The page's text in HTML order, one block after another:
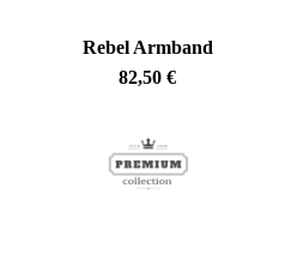
Rebel Armband
82,50€